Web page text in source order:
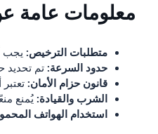
معلومات عامة
متطلبات الترخيص: يجب
حدود السرعة: تم تحديد حدود السرعة بـ 20 كم/
قانون حزام الأمان:
الشرب والقيادة: يُمنع
استخدام الهواتف